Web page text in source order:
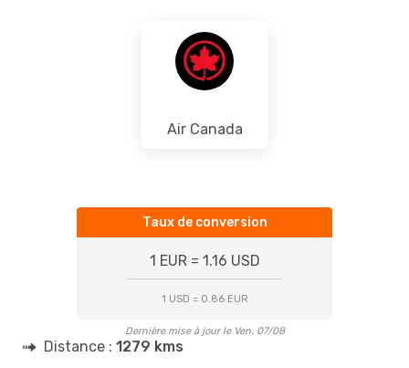
Air Canada
Taux de conversion
1 EUR = 1.16 USD
1 USD = 0.86 EUR
Dernière mise à jour le Ven. 07/08
Distance : 1279 kms